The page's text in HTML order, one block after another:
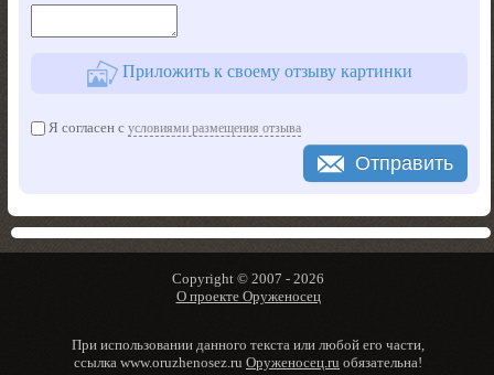
Приложить к своему отзыву картинки
Я согласен с условиями размещения отзыва
Отправить
Copyright © 2007 - 2026
О проекте Оруженосец
При использовании данного текста или любой его части,
ссылка www.oruzhenosez.ru Оруженосец.ru обязательна!